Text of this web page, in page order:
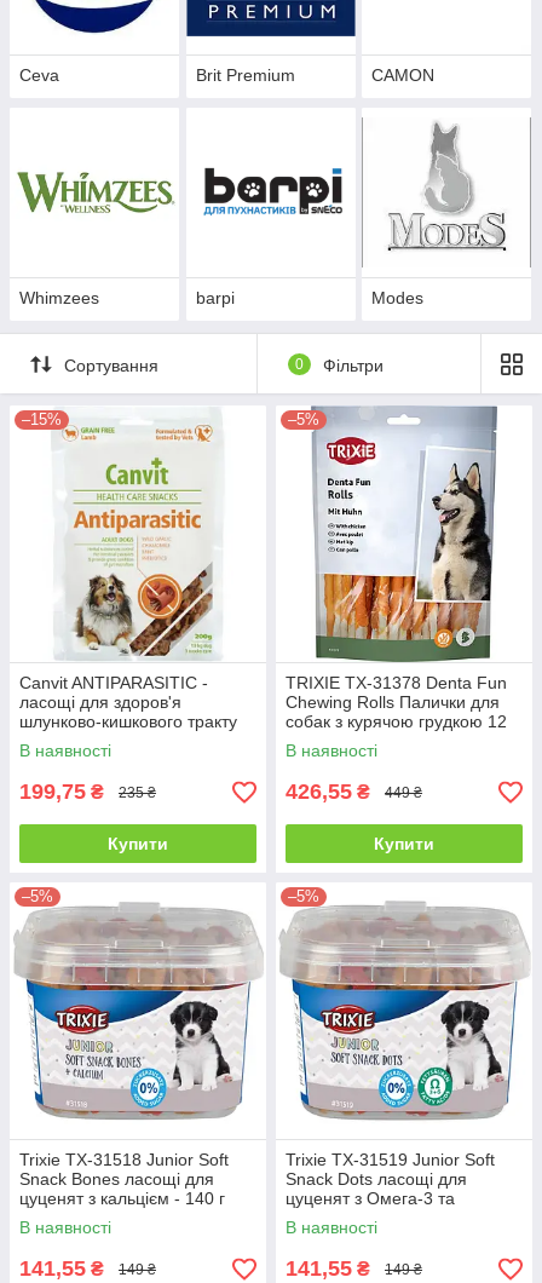
Ceva Brit Premium CAMON
Whimzees barpi Modes
Сортування 0 Фільтри
–15%
Canvit ANTIPARASITIC -
ласощі для здоров'я
шлунково-кишкового тракту
собак 200 гр
В наявності
199,75 ₴ 235 ₴
Купити
–5%
TRIXIE TX-31378 Denta Fun
Chewing Rolls Палички для
собак з курячою грудкою 12
см, 30 шт, 240 г
В наявності
426,55 ₴ 449 ₴
Купити
–5%
Trixie TX-31518 Junior Soft
Snack Bones ласощі для
цуценят з кальцієм - 140 г
В наявності
141,55 ₴ 149 ₴
–5%
Trixie TX-31519 Junior Soft
Snack Dots ласощі для
цуценят з Омега-3 та
Омега-6 - 140 г
В наявності
141,55 ₴ 149 ₴